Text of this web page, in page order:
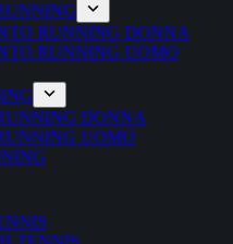
RUNNING DONNA
RUNNING UOMO
DONNA
UOMO